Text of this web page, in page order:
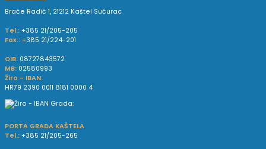
Braće Radić 1, 21212 Kaštel Sućurac
Tel.: +385 21/205-205
Fax.: +385 21/224-201
OIB: 08727843572
MB: 02580993
Žiro - IBAN:
HR79 2390 0011 8181 0000 4
PORTA GRADA KAŠTELA
Tel.: +385 21/205-265